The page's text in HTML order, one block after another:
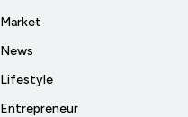
Market
News
Lifestyle
Entrepreneur